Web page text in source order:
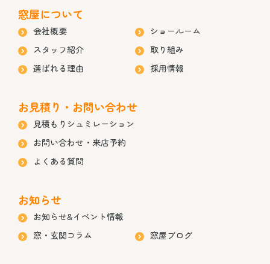
窓屋について
会社概要
ショールーム
スタッフ紹介
取り組み
選ばれる理由
採用情報
お見積り・お問い合わせ
見積もりシュミレーション
お問い合わせ・来店予約
よくある質問
お知らせ
お知らせ&イベント情報
窓・玄関コラム
窓屋ブログ